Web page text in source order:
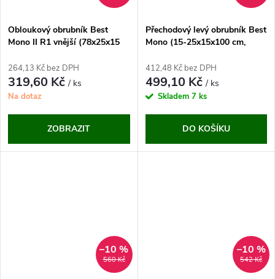
Obloukový obrubník Best
Mono II R1 vnější (78x25x15
264,13 Kč bez DPH
319,60 Kč/ ks
Na dotaz
ZOBRAZIT
Přechodový levý obrubník Best
Mono (15-25x15x100 cm,
412,48 Kč bez DPH
499,10 Kč/ ks
Skladem 7 ks
DO KOŠÍKU
560 Kč
–10 %
542 Kč
–10 %